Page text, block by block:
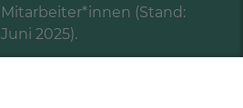
Mitarbeiter*innen (Stand:
Juni 2025).